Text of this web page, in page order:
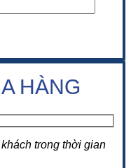
HÀNG
trong thời gian